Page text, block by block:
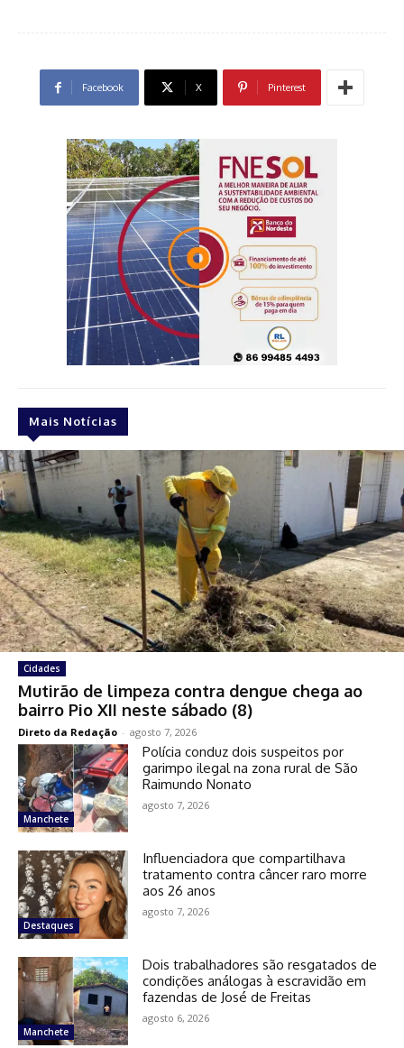
Facebook X Pinterest
Mais Notícias
Cidades
Mutirão de limpeza contra dengue chega ao
bairro Pio XII neste sábado (8)
Direto da Redação - agosto 7, 2026
Manchete
Polícia conduz dois suspeitos por
garimpo ilegal na zona rural de São
Raimundo Nonato
agosto 7, 2026
Destaques
Influenciadora que compartilhava
tratamento contra câncer raro morre
aos 26 anos
agosto 7, 2026
Manchete
Dois trabalhadores são resgatados de
condições análogas à escravidão em
fazendas de José de Freitas
agosto 6, 2026